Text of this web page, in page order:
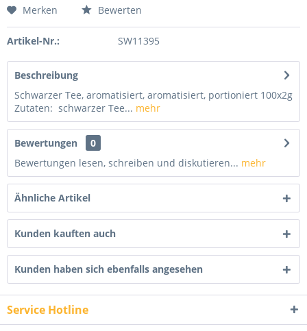
Merken Bewerten
Artikel-Nr.: SW11395
Beschreibung
Schwarzer Tee, aromatisiert, aromatisiert, portioniert 100x2g
Zutaten: schwarzer Tee... mehr
Bewertungen
0
Bewertungen lesen, schreiben und diskutieren... mehr
Ähnliche Artikel
Kunden kauften auch
Kunden haben sich ebenfalls angesehen
Service Hotline